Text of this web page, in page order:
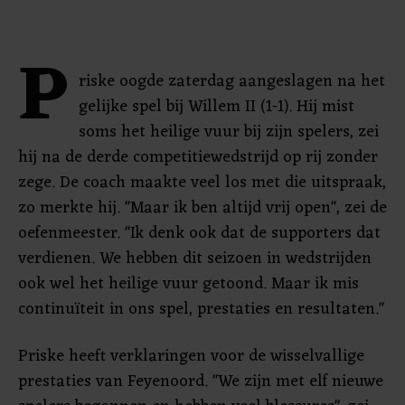
P riske oogde zaterdag aangeslagen na het
gelijke spel bij Willem II (1-1). Hij mist
soms het heilige vuur bij zijn spelers, zei
hij na de derde competitiewedstrijd op rij zonder
zege. De coach maakte veel los met die uitspraak,
zo merkte hij. "Maar ik ben altijd vrij open", zei de
oefenmeester. "Ik denk ook dat de supporters dat
verdienen. We hebben dit seizoen in wedstrijden
ook wel het heilige vuur getoond. Maar ik mis
continuïteit in ons spel, prestaties en resultaten."
Priske heeft verklaringen voor de wisselvallige
prestaties van Feyenoord. "We zijn met elf nieuwe